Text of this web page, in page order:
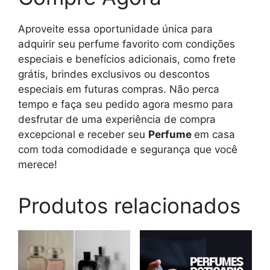
Aproveite essa oportunidade única para
adquirir seu perfume favorito com condições
especiais e benefícios adicionais, como frete
grátis, brindes exclusivos ou descontos
especiais em futuras compras. Não perca
tempo e faça seu pedido agora mesmo para
desfrutar de uma experiência de compra
excepcional e receber seu Perfume em casa
com toda comodidade e segurança que você
merece!
Produtos relacionados